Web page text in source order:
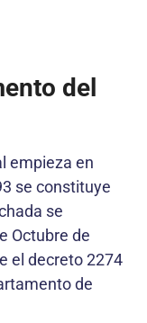
del
empieza en
se constituye
se
Octubre de
el decreto 2274
de